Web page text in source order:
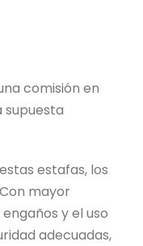
comisión en
estafas, los
mayor
y el uso
adecuadas,